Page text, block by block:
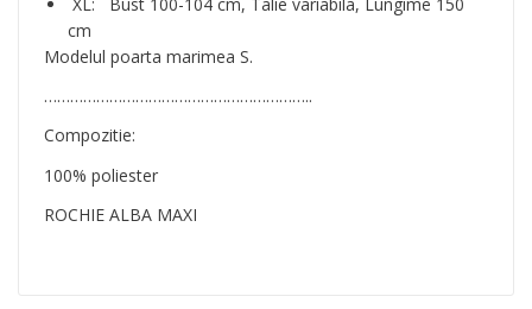
cm
Modelul poarta marimea S.
……………………………………………………..
Compozitie:
100% poliester
ROCHIE ALBA MAXI